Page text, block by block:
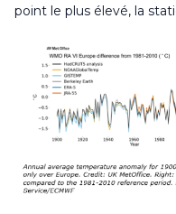
point le plus élevé, la